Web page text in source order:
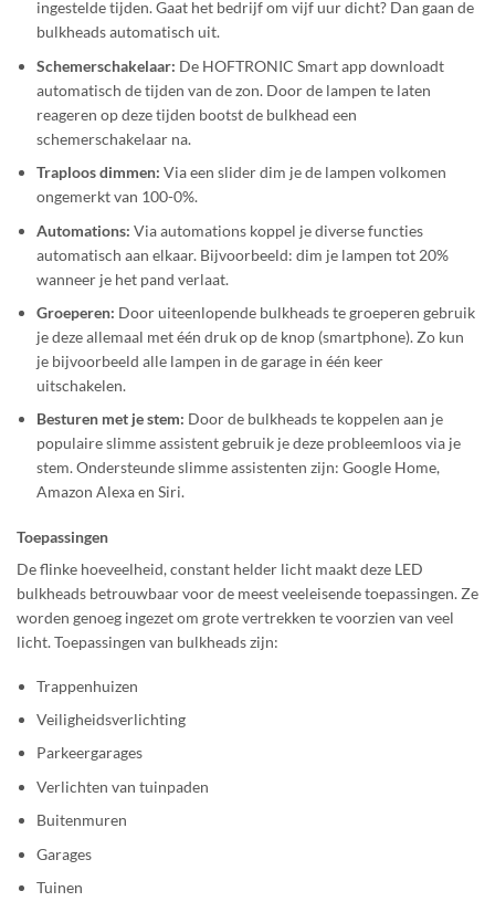
ingestelde tijden. Gaat het bedrijf om vijf uur dicht? Dan gaan de
bulkheads automatisch uit.
Schemerschakelaar: De HOFTRONIC Smart app downloadt
automatisch de tijden van de zon. Door de lampen te laten
reageren op deze tijden bootst de bulkhead een
schemerschakelaar na.
Traploos dimmen:Via een slider dim je de lampen volkomen
ongemerkt van 100-0%.
Automations:Via automations koppel je diverse functies
automatisch aan elkaar. Bijvoorbeeld: dim je lampen tot 20%
wanneer je het pand verlaat.
Groeperen: Door uiteenlopende bulkheads te groeperen gebruik
je deze allemaal met één druk op de knop (smartphone). Zo kun
je bijvoorbeeld alle lampen in de garage in één keer
uitschakelen.
Besturen met je stem: Door de bulkheads te koppelen aan je
populaire slimme assistent gebruik je deze probleemloos via je
stem. Ondersteunde slimme assistenten zijn: Google Home,
Amazon Alexa en Siri.
Toepassingen
De flinke hoeveelheid, constant helder licht maakt deze LED
bulkheads betrouwbaar voor de meest veeleisende toepassingen. Ze
worden genoeg ingezet om grote vertrekken te voorzien van veel
licht. Toepassingen van bulkheads zijn:
Trappenhuizen
Veiligheidsverlichting
Parkeergarages
Verlichten van tuinpaden
Buitenmuren
Garages
Tuinen